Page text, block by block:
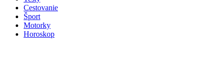
Cestovanie
Šport
Motorky
Horoskop